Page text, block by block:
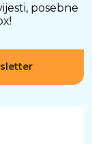
posebne